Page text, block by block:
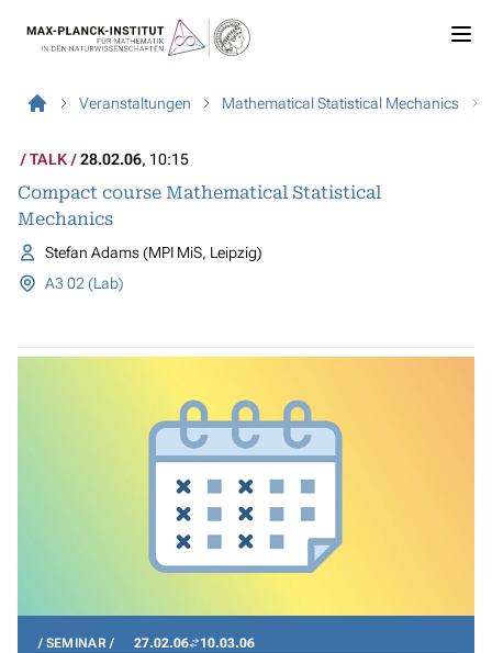
Veranstaltungen Mathematical Statistical Mechanics
TALK 28.02.06, 10:15
Compact course Mathematical Statistical
Mechanics
Stefan Adams (MPI MiS, Leipzig)
A3 02 (Lab)
SEMINAR 27.02.06 10.03.06